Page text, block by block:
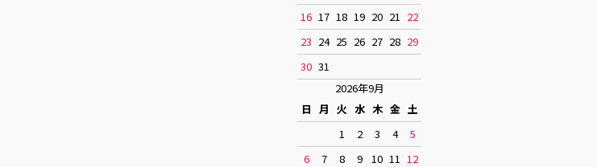
16 17 18 19 20 21 22
23 24 25 26 27 28 29
30 31
2026年9月
日 月 火 水 木 金 土
1
2 3 4
5
6
7 8 9 10 11 12